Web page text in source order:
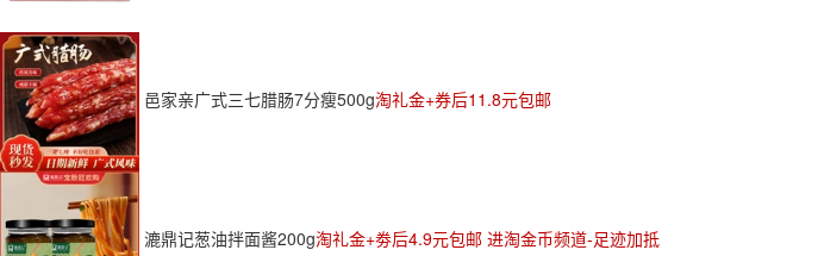
邑家亲广式三七腊肠7分瘦500g淘礼金+券后11.8元包邮
漉鼎记葱油拌面酱200g淘礼金+劵后4.9元包邮 进淘金币频道-足迹加抵